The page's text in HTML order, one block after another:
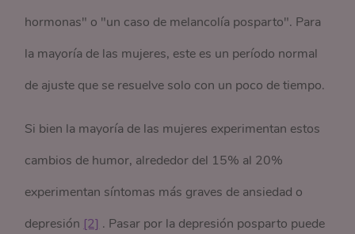
hormonas" o "un caso de melancolía posparto". Para
la mayoría de las mujeres, este es un período normal
de ajuste que se resuelve solo con un poco de tiempo.
Si bien la mayoría de las mujeres experimentan estos
cambios de humor, alrededor del 15% al 20%
experimentan síntomas más graves de ansiedad o
depresión [2] . Pasar por la depresión posparto puede